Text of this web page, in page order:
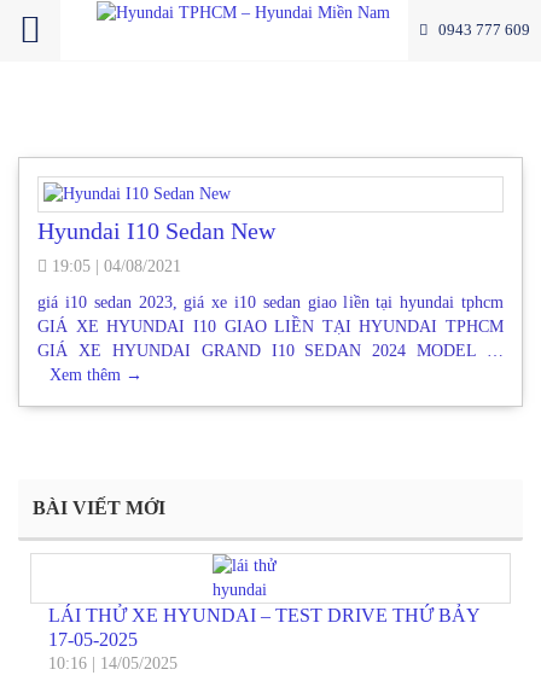
0943 777 609
Hyundai I10 Sedan New
19:05
04/08/2021
giá i10 sedan 2023, giá xe i10 sedan giao liền tại hyundai tphcm
GIÁ XE HYUNDAI I10 GIAO LIỀN TẠI HYUNDAI TPHCM
GIÁ XE HYUNDAI GRAND I10 SEDAN 2024 MODEL …
Xem thêm →
BÀI VIẾT MỚI
LÁI THỬ XE HYUNDAI – TEST DRIVE THỨ BẢY
17-05-2025
10:16 14/05/2025